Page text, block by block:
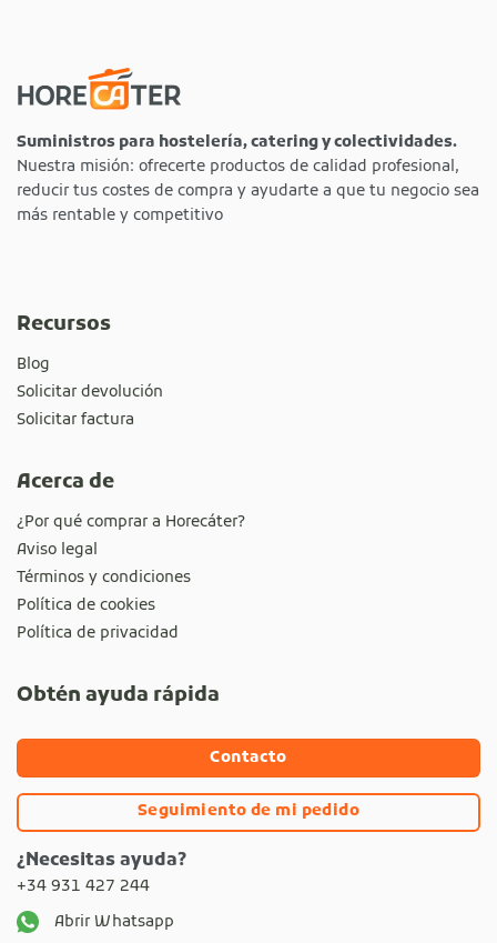
Suministros para hostelería, catering y colectividades.
Nuestra misión: ofrecerte productos de calidad profesional,
reducir tus costes de compra y ayudarte a que tu negocio sea
más rentable y competitivo
Recursos
Blog
Solicitar devolución
Solicitar factura
Acerca de
¿Por qué comprar a Horecáter?
Aviso legal
Términos y condiciones
Política de cookies
Política de privacidad
Obtén ayuda rápida
Contacto
Seguimiento de mi pedido
¿Necesitas ayuda?
+34 931 427 244
Abrir Whatsapp